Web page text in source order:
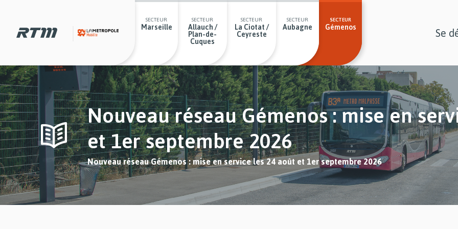
principal
principal
SECTEUR
Marseille
SECTEUR
Allauch /
Plan-de-
Cuques
SECTEUR
La Ciotat /
Ceyreste
SECTEUR
Aubagne
SECTEUR
Gémenos Se
Nouveau réseau Gémenos : mise en
et 1er septembre 2026
You
are
here
Nouveau réseau Gémenos : mise en service les 24 août et 1er septembre 2026